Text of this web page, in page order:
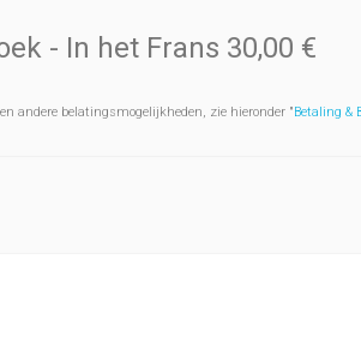
Quand la médecine rencontre son
- In het Frans 30,00 €
andere belatingsmogelijkheden, zie hieronder "Betaling &